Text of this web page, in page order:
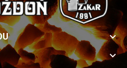
keyboard_arrow_down
keyboard_arrow_down